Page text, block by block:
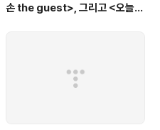
손 the guest>, 그리고 <오늘의